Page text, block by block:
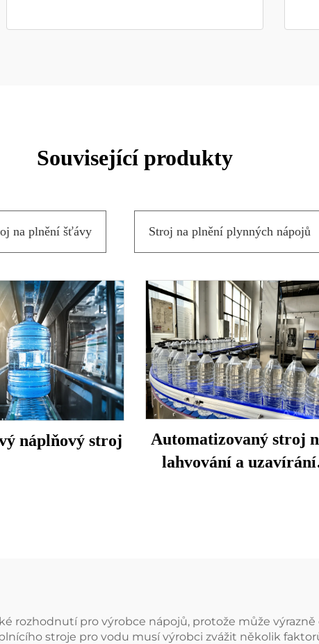
Související produkty
na plnění šťávy Stroj na plnění plynných nápojů
náplňový stroj
Automatizovaný stroj
lahvování a uzavírání
rozhodnutí pro výrobce nápojů, protože může
stroje pro vodu musí výrobci zvážit několik